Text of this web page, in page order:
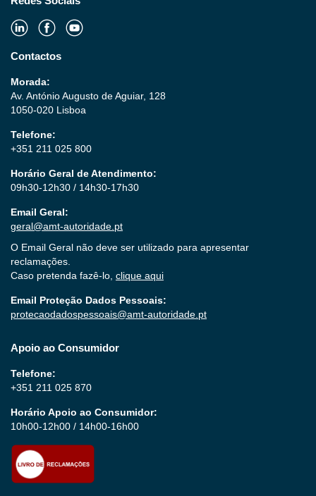
Contactos
Morada:
Av. António Augusto de Aguiar, 128
1050-020 Lisboa
Telefone:
+351 211 025 800
Horário Geral de Atendimento:
09h30-12h30 / 14h30-17h30
Email Geral:
geral@amt-autoridade.pt
O Email Geral não deve ser utilizado para apresentar
reclamações.
Caso pretenda fazê-lo, clique aqui
Email Proteção Dados Pessoais:
protecaodadospessoais@amt-autoridade.pt
Apoio ao Consumidor
Telefone:
+351 211 025 870
Horário Apoio ao Consumidor:
10h00-12h00 / 14h00-16h00